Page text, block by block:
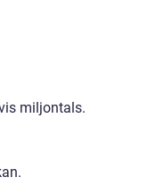
miljontals.